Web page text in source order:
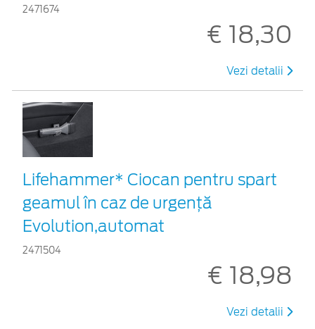
2471674
€ 18,30
Vezi detalii
Lifehammer* Ciocan pentru spart
geamul în caz de urgenţă
Evolution,automat
2471504
€ 18,98
Vezi detalii